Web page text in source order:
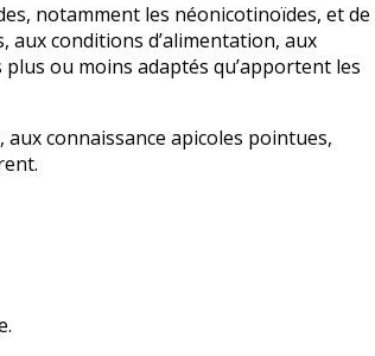
notamment les néonicotinoïdes, et de
aux conditions d’alimentation, aux
ou moins adaptés qu’apportent les
connaissance apicoles pointues,